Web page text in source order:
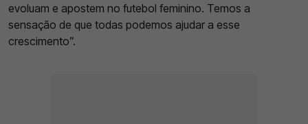
evoluam e apostem no futebol feminino. Temos a
sensação de que todas podemos ajudar a esse
crescimento”.